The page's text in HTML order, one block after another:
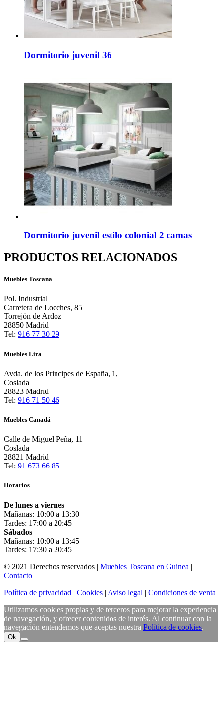
Dormitorio juvenil 36
Dormitorio juvenil estilo colonial 2 camas
PRODUCTOS RELACIONADOS
Muebles Toscana
Pol. Industrial
Carretera de Loeches, 85
Torrejón de Ardoz
28850 Madrid
Tel: 916 77 30 29
Muebles Lira
Avda. de los Principes de España, 1,
Coslada
28823 Madrid
Tel: 916 71 50 46
Muebles Canadá
Calle de Miguel Peña, 11
Coslada
28821 Madrid
Tel: 91 673 66 85
Horarios
De lunes a viernes
Mañanas: 10:00 a 13:30
Tardes: 17:00 a 20:45
Sábados
Mañanas: 10:00 a 13:45
Tardes: 17:30 a 20:45
© 2021 Derechos reservados | Muebles Toscana en Guinea |
Contacto
Política de privacidad | Cookies | Aviso legal | Condiciones de venta
Utilizamos cookies propias y de terceros para mejorar la experiencia
de navegación, y ofrecer contenidos de interés. Al continuar con la
navegación entendemos que aceptas nuestra Política de cookies.
Ok